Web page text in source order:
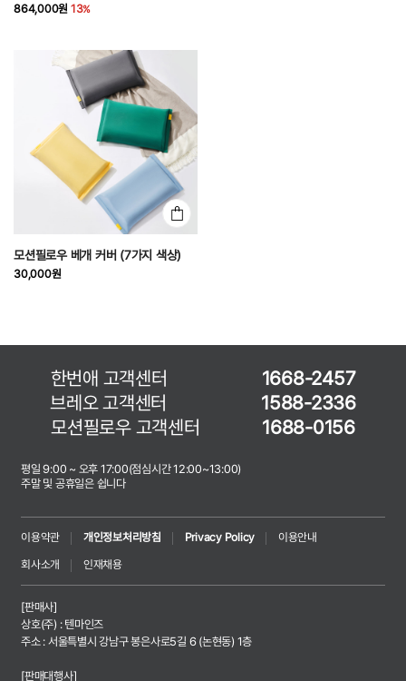
864,000원 13
모션필로우 베개 커버 (7가지 색상)
30,000원
한번애 고객센터
1668-2457
브레오 고객센터
1588-2336
모션필로우 고객센터
1688-0156
평일 9:00 ~ 오후 17:00(점심시간 12:00~13:00)
주말 및 공휴일은 쉽니다
이용약관 개인정보처리방침 Privacy Policy
이용안내
회사소개
인재채용
[판매사]
상호(주) : 텐마인즈
주소 : 서울특별시 강남구 봉은사로5길 6 (논현동) 1층
[판매대행사]